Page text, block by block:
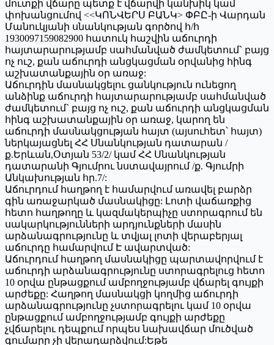
մուտքի վճարը պետք է վճարվի կանխիկ կամ
փոխանցումով <<ԿՈՆՎԵՐՍ ԲԱՆԿ> ՓԲԸ-ի Վարդան
Մանուկյանի սնանկության գործով հ/հ
1930097159082900 հատուկ հաշվին աճուրդի
հայտարարությամբ սահմանված ժամկետում` բայց
ոչ ուշ, քան աճուրդի անցկացման օրվանից հինգ
աշխատանքային օր առաջ:
Աճուրդին մասնակցելու ցանկություն ունեցող
անձինք աճուրդի հայտարարությամբ սահմանված
ժամկետում` բայց ոչ ուշ, քան աճուրդի անցկացման
հինգ աշխատանքային օր առաջ, կարող են
աճուրդի մասնակցության հայտ (այսուհետ՝ հայտ)
ներկայացնել ՀՀ Սնանկության դատարան /
ք.Երևան,Օտյան 53/2/ կամ ՀՀ Սնանկության
դատարանի Գյումրու նստավայրում /ք. Գյումրի
Անկախության հր.7/:
Աճուրդում հաղթող է համարվում առավել բարձր
գին առաջարկած մասնակիցը: Լոտի վաճառքից
հետո հաղթողը և կազմակերպիչը ստորագրում են
սակարկությունների արդյունքների մասին
արձանագրությունը և տվյալ լոտի վերաբերյալ
աճուրդը համարվում Է ավարտված:
Աճուրդում հաղթող մասնակիցը պարտավորվում է
աճուրդի արձանագրությունը ստորագրելուց հետո
10 օրվա ընթացքում ամբողջությամբ վճարել գույքի
արժեքը: Հաղթող մասնակցի կողմից աճուրդի
արձանագրությունը չստորագրելու կամ 10 օրվա
ընթացքում ամբողջությամբ գույքի արժեքը
չվճարելու դեպքում որպես նախավճար մուծված
գումարը չի վերադարձվում:Եթե